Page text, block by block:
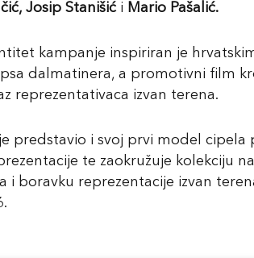
Josip Stanišić i Mario Pašalić.
kampanje inspiriran je
dalmatinera, a promotivni film
reprezentativaca izvan terena.
predstavio i svoj prvi model
te zaokružuje kolekciju
i boravku reprezentacije izvan